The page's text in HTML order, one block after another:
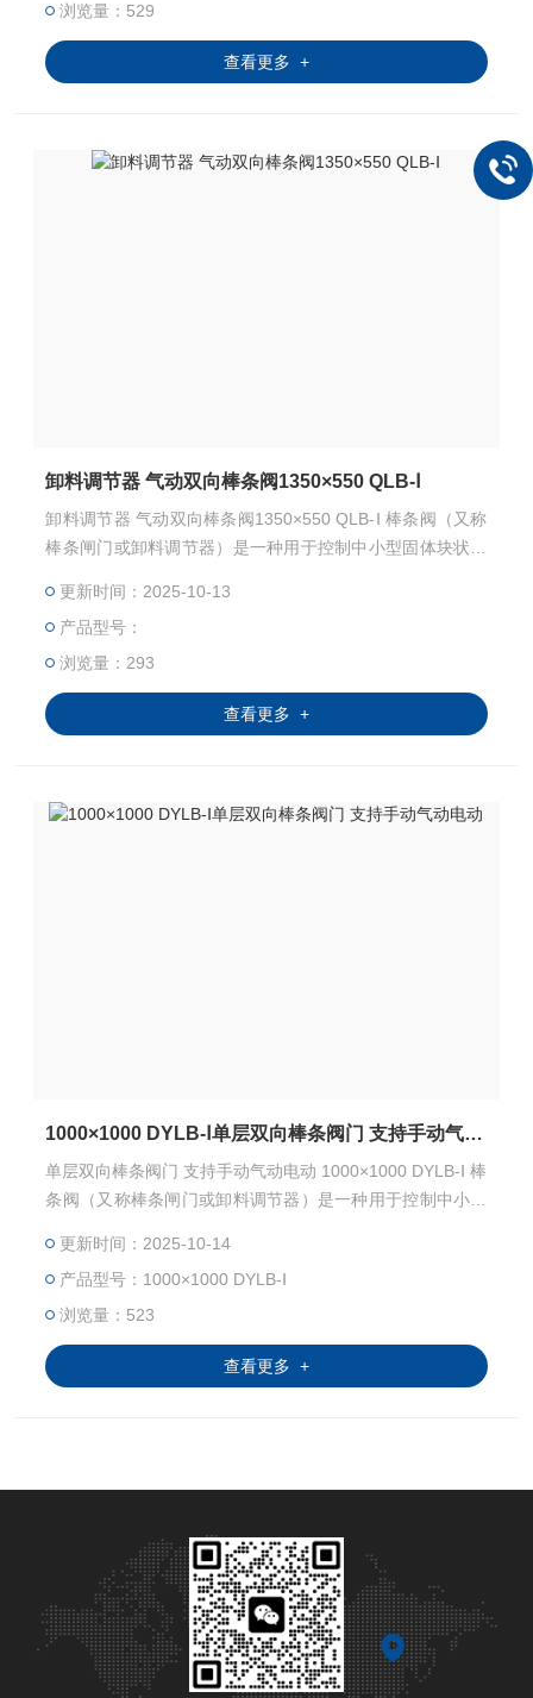
浏览量：529
查看更多 +
卸料调节器 气动双向棒条阀1350×550 QLB-Ⅰ
卸料调节器 气动双向棒条阀1350×550 QLB-Ⅰ 棒条阀（又称
棒条闸门或卸料调节器）是一种用于控制中小型固体块状物
更新时间：2025-10-13
产品型号：
浏览量：293
查看更多 +
1000×1000 DYLB-Ⅰ单层双向棒条阀门 支持手动气动电动
单层双向棒条阀门 支持手动气动电动 1000×1000 DYLB-Ⅰ 棒
条阀（又称棒条闸门或卸料调节器）是一种用于控制中小型
金等行业。
更新时间：2025-10-14
产品型号：1000×1000 DYLB-Ⅰ
浏览量：523
查看更多 +